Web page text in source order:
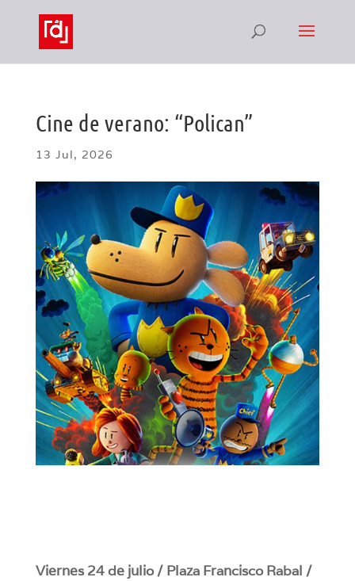
Cine de verano: “Polican”
13 Jul, 2026
Viernes 24 de julio / Plaza Francisco Rabal /